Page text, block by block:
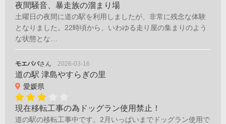
夜間騒音、暴走族の溜まり場
土曜日の夜間に道の駅を利用しましたが、非常に残念な体験
となりました。22時頃から、いわゆる走り屋の集まりのよう
な状態とな…
モエパパさん 2026-03-16
道の駅 津島やすらぎの里
愛媛県
現在移転工事の為ドッグラン使用禁止！
道の駅の移転工事中です。2月いっぱいまでドッグラン使用で